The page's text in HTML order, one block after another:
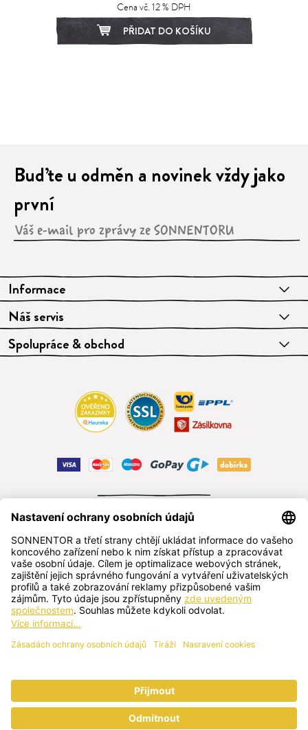
Cena vč. 12 % DPH
PŘIDAT DO KOŠÍKU
Informace
Náš servis
Spolupráce & obchod
Buďte u odměn a novinek vždy jako
první
čeština
SONNENTOR s.r.o.
Příhon 943, 696 15 Čejkovice, Česká republika
+420 518 362 687 sonnentor@sonnentor.cz